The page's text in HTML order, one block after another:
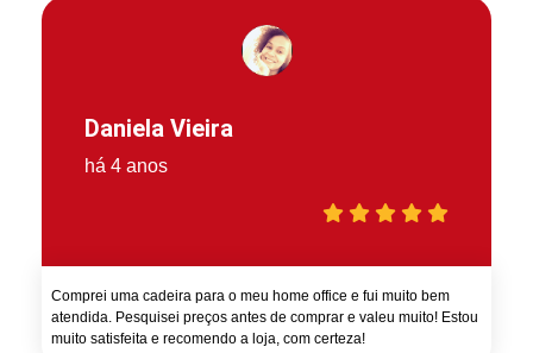
Daniela Vieira
há 4 anos
Comprei uma cadeira para o meu home office e fui muito bem
atendida. Pesquisei preços antes de comprar e valeu muito! Estou
muito satisfeita e recomendo a loja, com certeza!